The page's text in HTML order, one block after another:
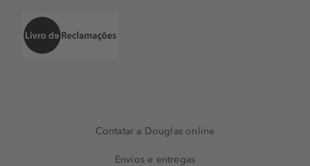
Contatar a Douglas online
Envios e entregas